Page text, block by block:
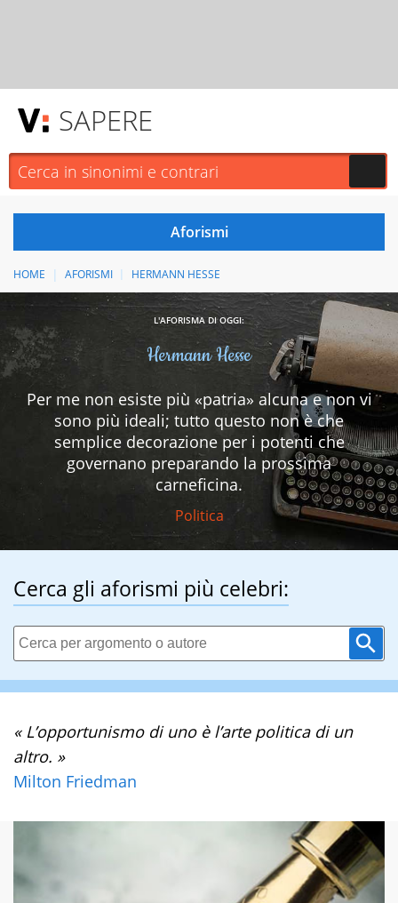
SAPERE
HOME AFORISMI HERMANN HESSE
L'AFORISMA DI OGGI:
Hermann Hesse
Per me non esiste più «patria» alcuna e non vi
sono più ideali; tutto questo non è che
semplice decorazione per i potenti che
governano preparando la prossima
carneficina.
Politica
Cerca gli aforismi più celebri:
« L’opportunismo di uno è l’arte politica di un
altro. »
Milton Friedman